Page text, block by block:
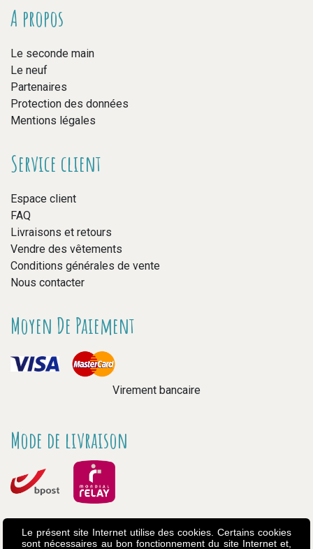
A propos
Le seconde main
Le neuf
Partenaires
Protection des données
Mentions légales
Service client
Espace client
FAQ
Livraisons et retours
Vendre des vêtements
Conditions générales de vente
Nous contacter
Moyen De Paiement
Virement bancaire
Mode de livraison
Le présent site Internet utilise des cookies. Certains cookies
sont nécessaires au bon fonctionnement du site Internet et,